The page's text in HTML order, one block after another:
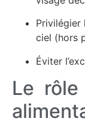
Privilégier
ciel (hors
Éviter
Le